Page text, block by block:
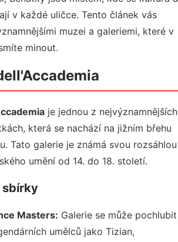
v každé uličce. Tento článek vás
muzei a galeriemi, které v
minout.
je jednou z nejvýznamnějších
která se nachází na jižním břehu
Tato galerie je známá svou rozsáhlou
umění od 14. do 18. století.
sbírky
Masters: Galerie se může pochlubit
umělců jako Tizian,